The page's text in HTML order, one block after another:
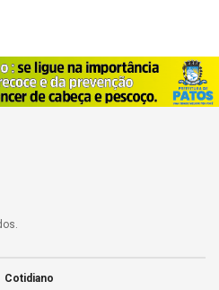
Cotidiano